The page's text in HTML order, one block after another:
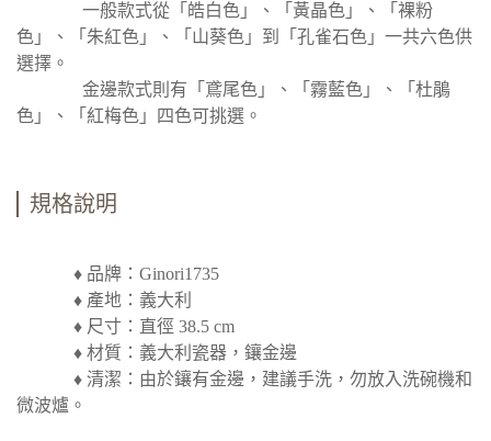
一般款式從「皓白色」、「黃晶色」、「裸粉
色」、「朱紅色」、「山葵色」到「孔雀石色」一共六色供
選擇。
金邊款式則有「鳶尾色」、「霧藍色」、「杜鵑
色」、「紅梅色」四色可挑選。
規格說明
♦ 品牌：Ginori1735
♦ 產地：義大利
♦ 尺寸：直徑 38.5 cm
♦ 材質：義大利瓷器，鑲金邊
♦ 清潔：由於鑲有金邊，建議手洗，勿放入洗碗機和
微波爐。